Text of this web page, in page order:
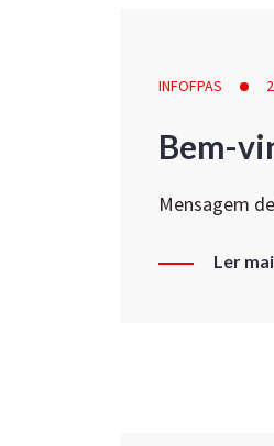
INFOFPAS
Bem-
Mensagem
Ler